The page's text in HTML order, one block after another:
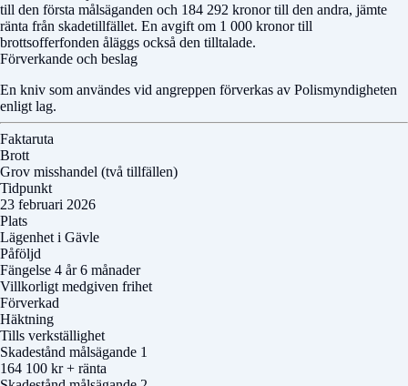
till den första målsäganden och 184 292 kronor till den andra, jämte
ränta från skadetillfället. En avgift om 1 000 kronor till
brottsofferfonden åläggs också den tilltalade.
Förverkande och beslag
En kniv som användes vid angreppen förverkas av Polismyndigheten
enligt lag.
Faktaruta
Brott
Grov misshandel (två tillfällen)
Tidpunkt
23 februari 2026
Plats
Lägenhet i Gävle
Påföljd
Fängelse 4 år 6 månader
Villkorligt medgiven frihet
Förverkad
Häktning
Tills verkställighet
Skadestånd målsägande 1
164 100 kr + ränta